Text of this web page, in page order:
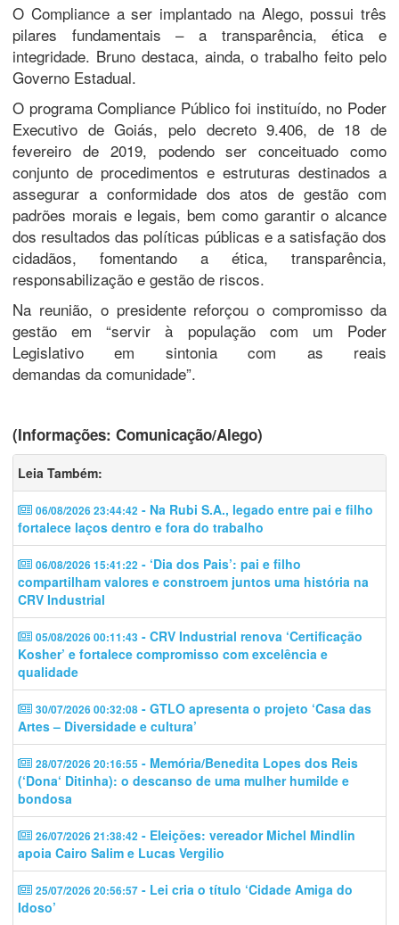
O Compliance a ser implantado na Alego, possui três
pilares fundamentais – a transparência, ética e
integridade. Bruno destaca, ainda, o trabalho feito pelo
Governo Estadual.
O programa Compliance Público foi instituído, no Poder
Executivo de Goiás, pelo decreto 9.406, de 18 de
fevereiro de 2019, podendo ser conceituado como
conjunto de procedimentos e estruturas destinados a
assegurar a conformidade dos atos de gestão com
padrões morais e legais, bem como garantir o alcance
dos resultados das políticas públicas e a satisfação dos
cidadãos, fomentando a ética, transparência,
responsabilização e gestão de riscos.
Na reunião, o presidente reforçou o compromisso da
gestão em “servir à população com um Poder
Legislativo em sintonia com as reais
demandas da comunidade”.
(Informações: Comunicação/Alego)
Leia Também:
06/08/2026 23:44:42 - Na Rubi S.A., legado entre pai e filho
fortalece laços dentro e fora do trabalho
06/08/2026 15:41:22 - ‘Dia dos Pais’: pai e filho
compartilham valores e constroem juntos uma história na
CRV Industrial
05/08/2026 00:11:43 - CRV Industrial renova ‘Certificação
Kosher’ e fortalece compromisso com excelência e
qualidade
30/07/2026 00:32:08 - GTLO apresenta o projeto ‘Casa das
Artes – Diversidade e cultura’
28/07/2026 20:16:55 - Memória/Benedita Lopes dos Reis
(‘Dona‘ Ditinha): o descanso de uma mulher humilde e
bondosa
26/07/2026 21:38:42 - Eleições: vereador Michel Mindlin
apoia Cairo Salim e Lucas Vergilio
25/07/2026 20:56:57 - Lei cria o título ‘Cidade Amiga do
Idoso’